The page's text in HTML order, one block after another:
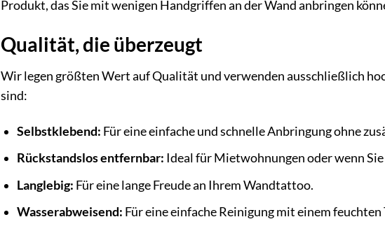
Produkt, das Sie mit wenigen Handgriffen an der Wand anbringen
Qualität, die überzeugt
Wir legen größten Wert auf Qualität und verwenden ausschließlich
sind:
Selbstklebend: Für eine einfache und schnelle Anbringung ohne
Rückstandslos entfernbar: Ideal für Mietwohnungen oder wenn
Langlebig: Für eine lange Freude an Ihrem Wandtattoo.
Wasserabweisend: Für eine einfache Reinigung mit einem feuchten